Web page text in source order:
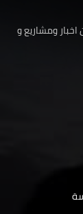
ومشاريع و